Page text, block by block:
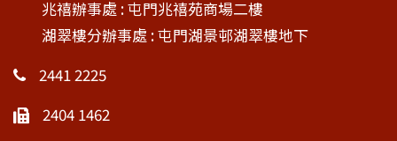
兆禧辦事處 : 屯門兆禧苑商場二樓
湖翠樓分辦事處 : 屯門湖景邨湖翠樓地下
2441 2225
2404 1462